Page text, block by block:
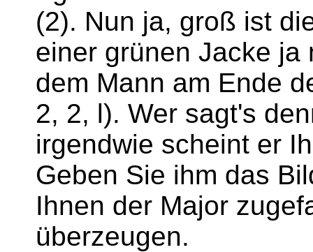
(2). Nun ja, groß ist
einer grünen Jacke ja
dem Mann am Ende
2, 2, l). Wer sagt's
irgendwie scheint er
Geben Sie ihm das
Ihnen der Major
überzeugen.